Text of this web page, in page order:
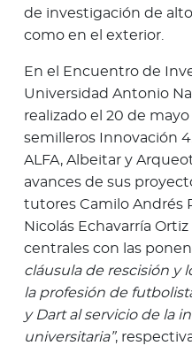
de investigación de
como en el exterior.
En el Encuentro de
Universidad Antonio
realizado el 20 de
semilleros Innovación
ALFA, Albeitar y
avances de sus
tutores Camilo Andrés
Nicolás Echavarría
centrales con las
cláusula de rescisión y
la profesión de
y Dart al servicio de la
universitaria”,